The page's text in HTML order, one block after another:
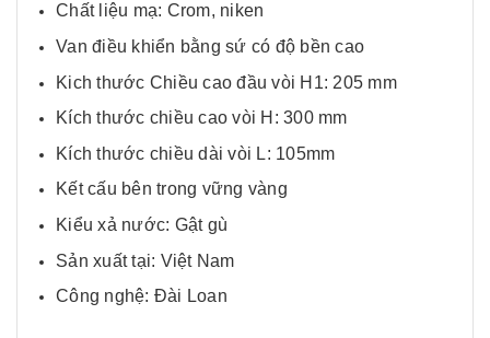
Chất liệu mạ: Crom, niken
Van điều khiển bằng sứ có độ bền cao
Kich thước Chiều cao đầu vòi H1: 205 mm
Kích thước chiều cao vòi H: 300 mm
Kích thước chiều dài vòi L: 105mm
Kết cấu bên trong vững vàng
Kiểu xả nước: Gật gù
Sản xuất tại: Việt Nam
Công nghệ: Đài Loan